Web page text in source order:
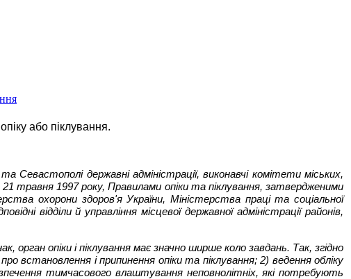
або піклування.
Севастополі державні адміністрації, виконавчі комітети міських,
21 травня 1997 року, Правилами опіки та піклування, затвердженими
охорони здоров'я України, Міністерства праці та соціальної
відділи й управління місцевої державної адміністрації районів,
орган опіки і піклування має значно ширше коло завдань. Так, згідно
встановлення і припинення опіки та піклування; 2) ведення обліку
тимчасового влаштування неповнолітніх, які потребують